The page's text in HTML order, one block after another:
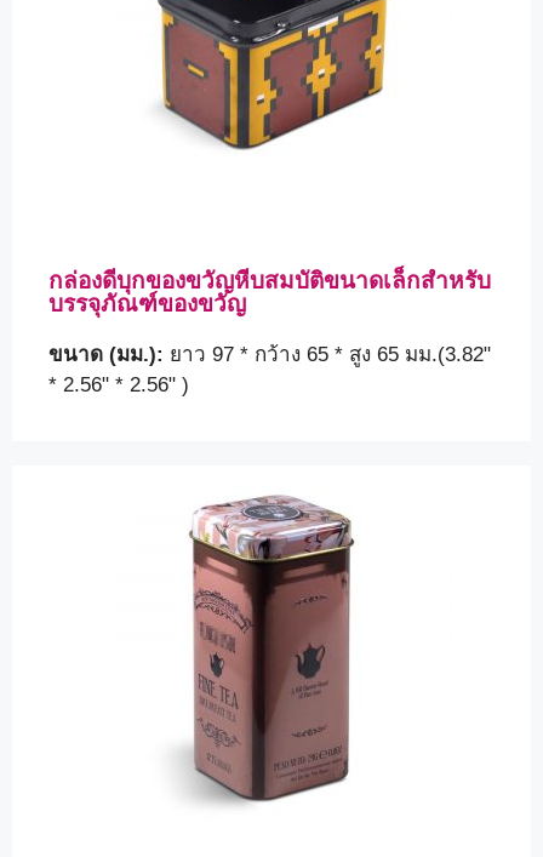
กล่องดีบุกของขวัญหีบสมบัติขนาดเล็กสำหรับ
บรรจุภัณฑ์ของขวัญ
ขนาด (มม.): ยาว 97 * กว้าง 65 * สูง 65 มม.(3.82"
* 2.56" * 2.56" )